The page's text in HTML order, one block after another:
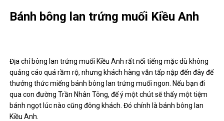
Bánh bông lan trứng muối Kiều Anh
Địa chỉ bông lan trứng muối Kiều Anh rất nổi tiếng mặc dù không
quảng cáo quá rầm rộ, nhưng khách hàng vẫn tấp nập đến đây để
thưởng thức miếng bánh bông lan trứng muối ngon. Nếu bạn đi
qua con đường Trần Nhân Tông, để ý một chút sẽ thấy một tiệm
bánh ngọt lúc nào cũng đông khách. Đó chính là bánh bông lan
Kiều Anh.